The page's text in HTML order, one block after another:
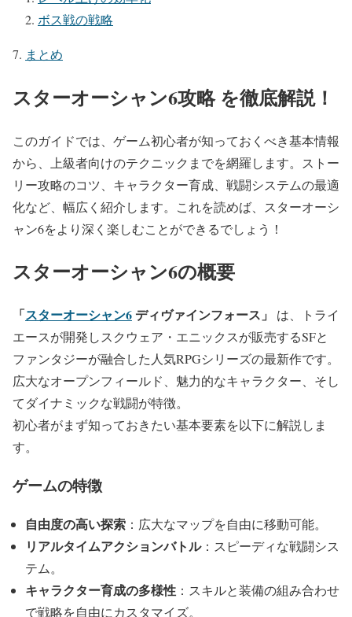
ボス戦の戦略
まとめ
スターオーシャン6攻略 を徹底解説！
このガイドでは、ゲーム初心者が知っておくべき基本情報
から、上級者向けのテクニックまでを網羅します。ストー
リー攻略のコツ、キャラクター育成、戦闘システムの最適
化など、幅広く紹介します。これを読めば、スターオーシ
ャン6をより深く楽しむことができるでしょう！
スターオーシャン6の概要
「スターオーシャン6 ディヴァインフォース」
は、トライ
エースが開発しスクウェア・エニックスが販売するSFと
ファンタジーが融合した人気RPGシリーズの最新作です。
広大なオープンフィールド、魅力的なキャラクター、そし
てダイナミックな戦闘が特徴。
初心者がまず知っておきたい基本要素を以下に解説しま
す。
ゲームの特徴
自由度の高い探索 ：広大なマップを自由に移動可能。
リアルタイムアクションバトル：スピーディな戦闘シス
テム。
キャラクター育成の多様性 ：スキルと装備の組み合わせ
で戦略を自由にカスタマイズ。